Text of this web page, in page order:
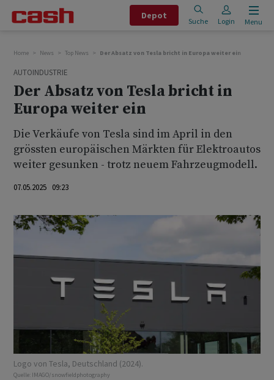
Depot
Suche Login Menu
Home News Top News Der Absatz von Tesla bricht in Europa weiter ein
AUTOINDUSTRIE
Der Absatz von Tesla bricht in
Europa weiter ein
Die Verkäufe von Tesla sind im April in den
grössten europäischen Märkten für Elektroautos
weiter gesunken - trotz neuem Fahrzeugmodell.
07.05.2025 09:23
Logo von Tesla, Deutschland (2024).
Quelle: IMAGO/snowfieldphotography